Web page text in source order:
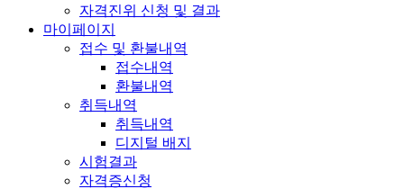
자격진위 신청 및 결과
마이페이지
접수 및 환불내역
접수내역
환불내역
취득내역
취득내역
디지털 배지
시험결과
자격증신청